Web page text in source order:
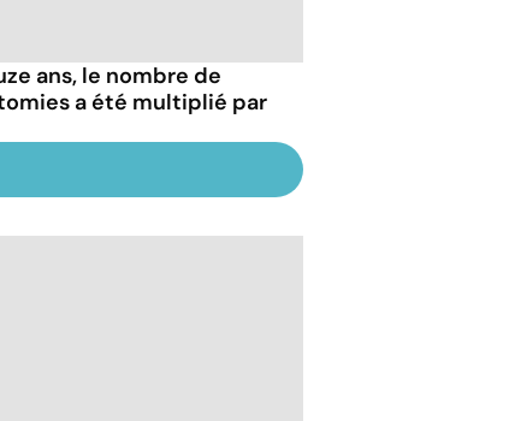
ans, le nombre de
a été multiplié par